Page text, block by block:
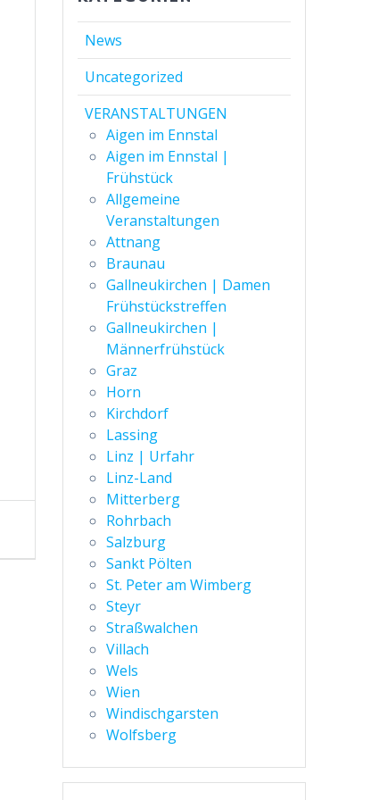
News
Uncategorized
VERANSTALTUNGEN
Aigen im Ennstal
Aigen im Ennstal |
Frühstück
Allgemeine
Veranstaltungen
Attnang
Braunau
Gallneukirchen | Damen
Frühstückstreffen
Gallneukirchen |
Männerfrühstück
Graz
Horn
Kirchdorf
Lassing
Linz | Urfahr
Linz-Land
Mitterberg
Rohrbach
Salzburg
Sankt Pölten
St. Peter am Wimberg
Steyr
Straßwalchen
Villach
Wels
Wien
Windischgarsten
Wolfsberg